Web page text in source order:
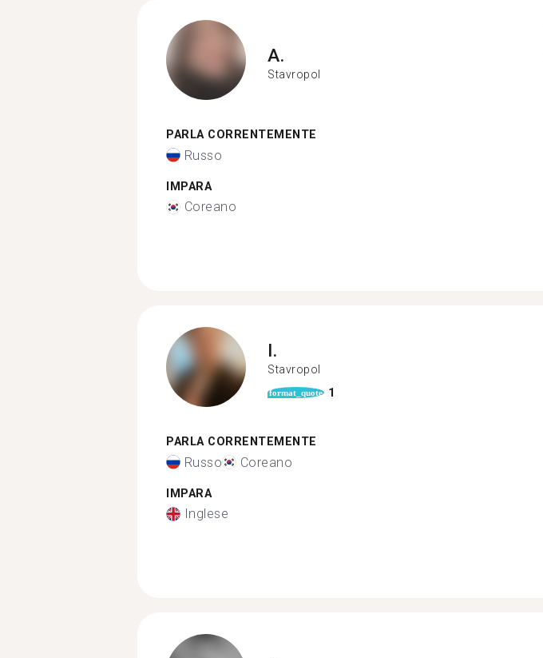
A.
Stavropol
PARLA CORRENTEMENTE
Russo
IMPARA
Coreano
I.
Stavropol
format_quote 1
PARLA CORRENTEMENTE
Russo Coreano
IMPARA
Inglese